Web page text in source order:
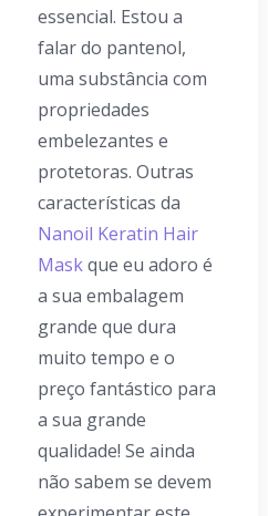
essencial. Estou a
falar do pantenol,
uma substância com
propriedades
embelezantes e
protetoras. Outras
características da
Nanoil Keratin Hair
Maskque eu adoro é
a sua embalagem
grande que dura
muito tempo e o
preço fantástico para
a sua grande
qualidade! Se ainda
não sabem se devem